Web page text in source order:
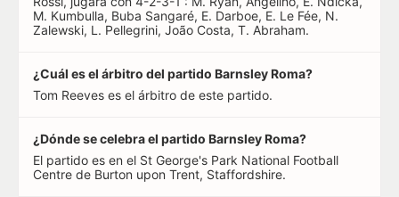
M. Kumbulla, Buba Sangaré, E. Darboe, E. Le Fée, N.
Zalewski, L. Pellegrini, João Costa, T. Abraham.
¿Cuál es el árbitro del partido Barnsley Roma?
Tom Reeves es el árbitro de este partido.
¿Dónde se celebra el partido Barnsley Roma?
El partido es en el St George's Park National Football
Centre de Burton upon Trent, Staffordshire.